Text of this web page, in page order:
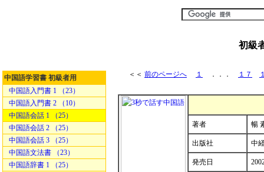
初級
中国語学習書 初級者用
中国語入門書 1 （23）
中国語入門書 2 （10）
中国語会話 1 （25）
中国語会話 2 （25）
中国語会話 3 （25）
中国語文法書 （23）
中国語辞書 1 （25）
＜＜ 前のページへ １ ．．． １７
著者 暢
出版社 中
発売日